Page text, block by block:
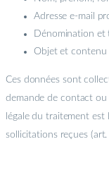
Adresse e-mail
Dénomination et
Objet et contenu
Ces données sont
demande de contact ou
légale du traitement est
sollicitations reçues